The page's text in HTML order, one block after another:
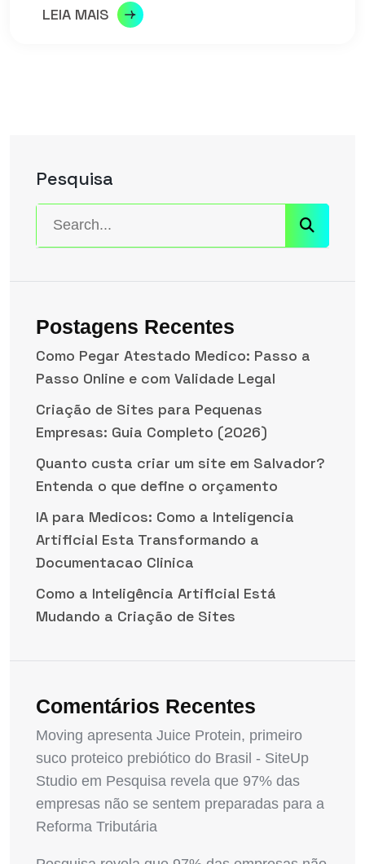
LEIA MAIS
Pesquisa
Postagens Recentes
Como Pegar Atestado Medico: Passo a
Passo Online e com Validade Legal
Criação de Sites para Pequenas
Empresas: Guia Completo (2026)
Quanto custa criar um site em Salvador?
Entenda o que define o orçamento
IA para Medicos: Como a Inteligencia
Artificial Esta Transformando a
Documentacao Clinica
Como a Inteligência Artificial Está
Mudando a Criação de Sites
Comentários Recentes
Moving apresenta Juice Protein, primeiro
suco proteico prebiótico do Brasil - SiteUp
Studio em Pesquisa revela que 97% das
empresas não se sentem preparadas para a
Reforma Tributária